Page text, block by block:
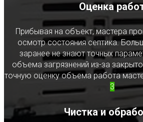
Оценка
Прибывая на объект, мастера
осмотр состояния септика.
заранее не знают точных
объема загрязнений из-за
точную оценку объема работа
3
Чистка и